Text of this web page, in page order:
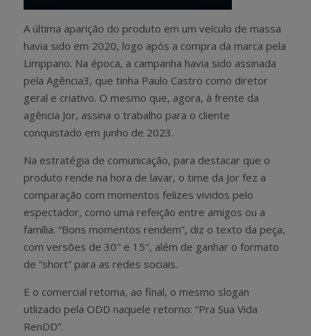
A última aparição do produto em um veículo de massa
havia sido em 2020, logo após a compra da marca pela
Limppano. Na época, a campanha havia sido assinada
pela Agência3, que tinha Paulo Castro como diretor
geral e criativo. O mesmo que, agora, à frente da
agência Jor, assina o trabalho para o cliente
conquistado em junho de 2023.
Na estratégia de comunicação, para destacar que o
produto rende na hora de lavar, o time da Jor fez a
comparação com momentos felizes vividos pelo
espectador, como uma refeição entre amigos ou a
família. “Bons momentos rendem”, diz o texto da peça,
com versões de 30″ e 15″, além de ganhar o formato
de “short” para as redes sociais.
E o comercial retoma, ao final, o mesmo slogan
utlizado pela ODD naquele retorno: “Pra Sua Vida
RenDD”.